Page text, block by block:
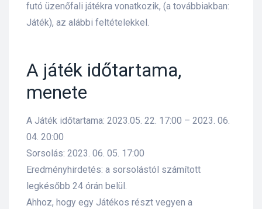
futó üzenőfali játékra vonatkozik, (a továbbiakban:
Játék), az alábbi feltételekkel.
A játék időtartama,
menete
A Játék időtartama: 2023.05. 22. 17:00 – 2023. 06.
04. 20:00
Sorsolás: 2023. 06. 05. 17:00
Eredményhirdetés: a sorsolástól számított
legkésőbb 24 órán belül.
Ahhoz, hogy egy Játékos részt vegyen a